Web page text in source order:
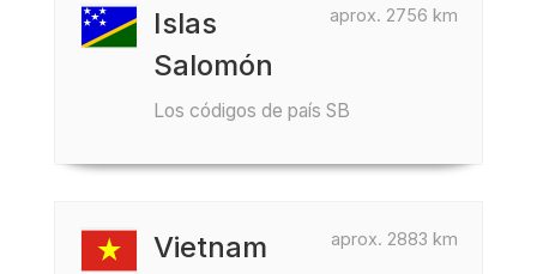
aprox. 2756 km
Islas
Salomón
Los códigos de país SB
aprox. 2883 km
Vietnam